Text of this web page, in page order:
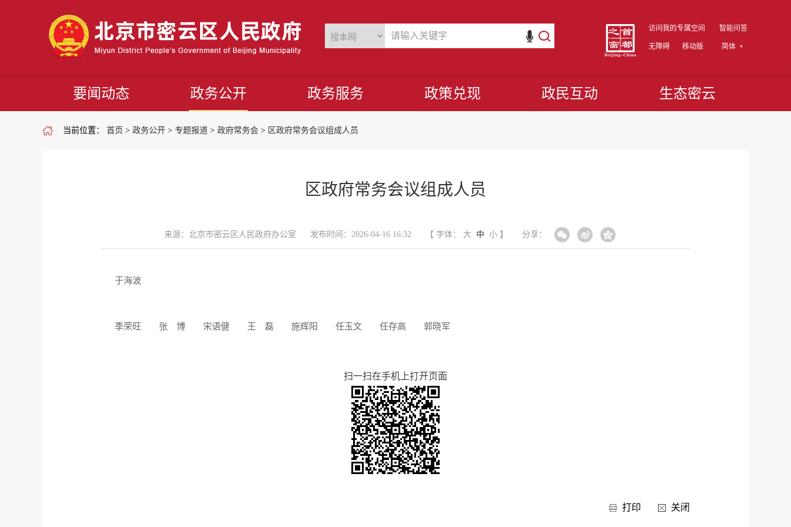
访问我的专属空间 智能问答
无障碍 移动版 简体
要闻动态 政务公开 政务服务 政策兑现 政民互动 生态密云
当前位置： 首页 > 政务公开 > 专题报道 > 政府常务会 > 区政府常务会议组成人员
区政府常务会议组成人员
来源：北京市密云区人民政府办公室 发布时间：2026-04-16 16:32 【 字体： 大 中 小】 分享：
于海波
季荣旺 张 博 宋语健 王 磊 施辉阳 任玉文 任存高 郭晓军
扫一扫在手机上打开页面
打印 关闭